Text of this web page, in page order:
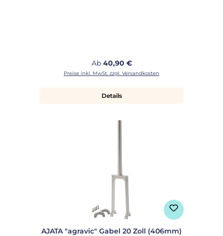
Regulärer Preis:
Ab 40,90 €
Preise inkl. MwSt. zzgl. Versandkosten
Details
AJATA "agravic" Gabel 20 Zoll (406mm)